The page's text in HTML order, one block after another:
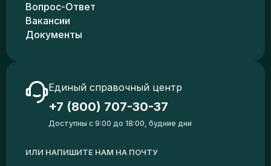
Вопрос-Ответ
Вакансии
Документы
Единый справочный центр
+7 (800) 707-30-37
Доступны с 9:00 до 18:00, будние дни
ИЛИ НАПИШИТЕ НАМ НА ПОЧТУ